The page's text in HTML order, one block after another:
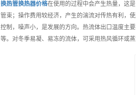
换热管换热器价格在使用的过程中会产生热量，这
管束；操作费用较经济，产生的湍流对传热有利，
控制，噪声小，是发展的方向。热流体出口温度主
等。对冬季易凝、易冻的流体，可采用热风循环或